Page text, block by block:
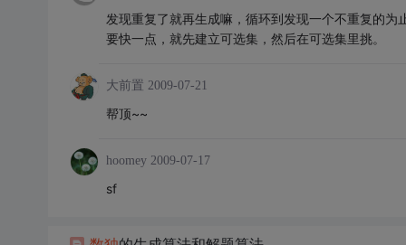
发现重复了就再生成嘛，循环到发现一个不重复的为
要快一点，就先建立可选集，然后在可选集里挑。
大前置 2009-07-21
帮顶~~
hoomey 2009-07-17
sf